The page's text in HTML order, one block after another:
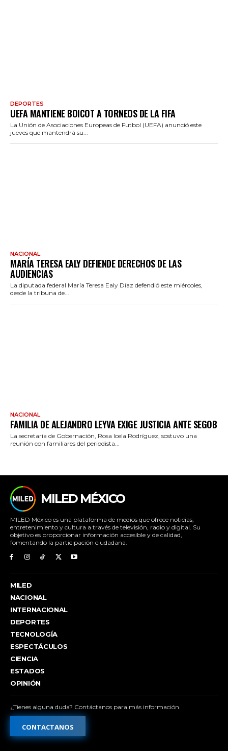
DEPORTES
UEFA MANTIENE BOICOT A TORNEOS DE LA FIFA
La Unión de Asociaciones Europeas de Futbol (UEFA) anunció este
jueves que mantendrá su...
NACIONAL
MARÍA TERESA EALY DEFIENDE DERECHOS DE LAS
AUDIENCIAS
La diputada federal María Teresa Ealy Díaz defendió este miércoles,
desde la tribuna de...
NACIONAL
FAMILIA DE ALEJANDRO LEYVA EXIGE JUSTICIA ANTE SEGOB
La secretaria de Gobernación, Rosa Icela Rodríguez, sostuvo una
reunión con familiares del periodista...
MILED MÉXICO
MILED México es una plataforma de medios que ofrece noticias,
entretenimiento y cultura a través de televisión, radio y digital. Su
objetivo es proporcionar información accesible y de calidad,
fomentando la participación ciudadana.
MILED
NACIONAL
INTERNACIONAL
DEPORTES
TECNOLOGÍA
ESPECTÁCULOS
CIENCIA
ESTADOS
OPINIÓN
¿Tienes alguna duda? Contáctanos para más información.
CONTACTANOS